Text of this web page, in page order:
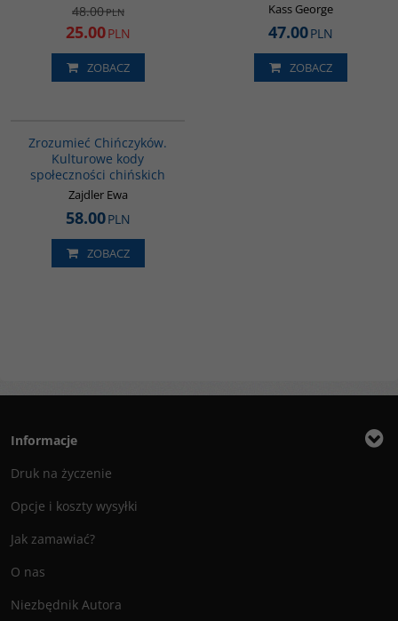
48.00PLN
25.00PLN
ZOBACZ
Kass George
47.00PLN
ZOBACZ
Zrozumieć Chińczyków.
Kulturowe kody
społeczności chińskich
Zajdler Ewa
58.00PLN
ZOBACZ
Informacje
Druk na życzenie
Opcje i koszty wysyłki
Jak zamawiać?
O nas
Niezbędnik Autora